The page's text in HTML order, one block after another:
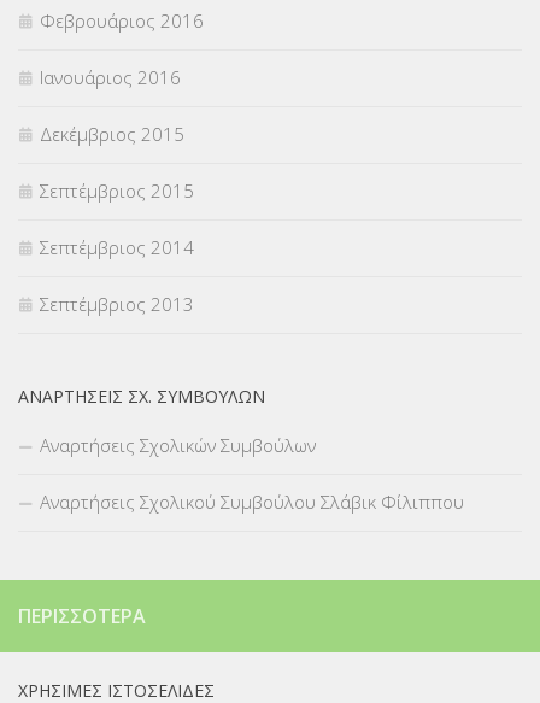
Φεβρουάριος 2016
Ιανουάριος 2016
Δεκέμβριος 2015
Σεπτέμβριος 2015
Σεπτέμβριος 2014
Σεπτέμβριος 2013
ΑΝΑΡΤΉΣΕΙΣ ΣΧ. ΣΥΜΒΟΎΛΩΝ
Αναρτήσεις Σχολικών Συμβούλων
Αναρτήσεις Σχολικού Συμβούλου Σλάβικ Φίλιππου
ΠΕΡΙΣΣΌΤΕΡΑ
ΧΡΉΣΙΜΕΣ ΙΣΤΟΣΕΛΊΔΕΣ